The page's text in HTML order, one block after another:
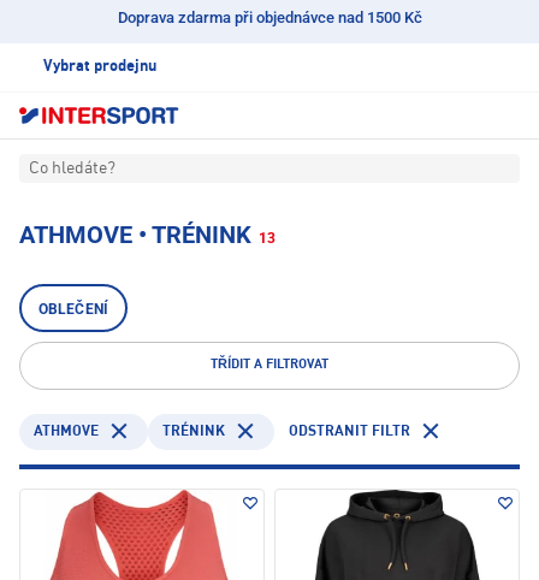
Doprava zdarma při objednávce nad 1500 Kč
Vybrat prodejnu
Co hledáte?
ATHMOVE • TRÉNINK 13
OBLEČENÍ
TŘÍDIT A FILTROVAT
ATHMOVE TRÉNINK ODSTRANIT FILTR